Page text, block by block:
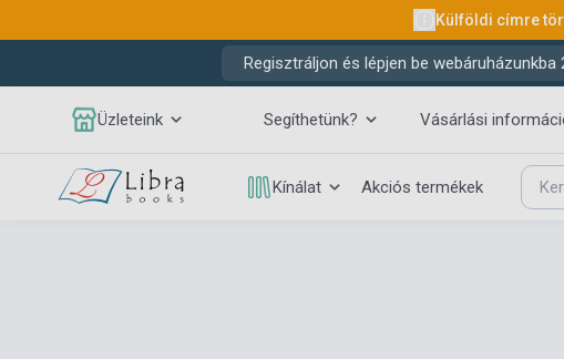
Külföldi címre
Regisztráljon és lépjen be
Üzleteink Segíthetünk? Vásárlási
Kínálat Akciós termékek